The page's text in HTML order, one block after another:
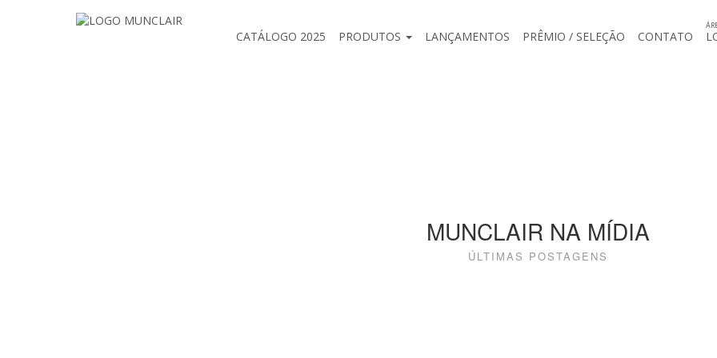
CATÁLOGO 2025 PRODUTOS LANÇAMENTOS PRÊMIO / SELEÇÃO CONTATO
MUNCLAIR NA MÍDIA
ÚLTIMAS POSTAGENS